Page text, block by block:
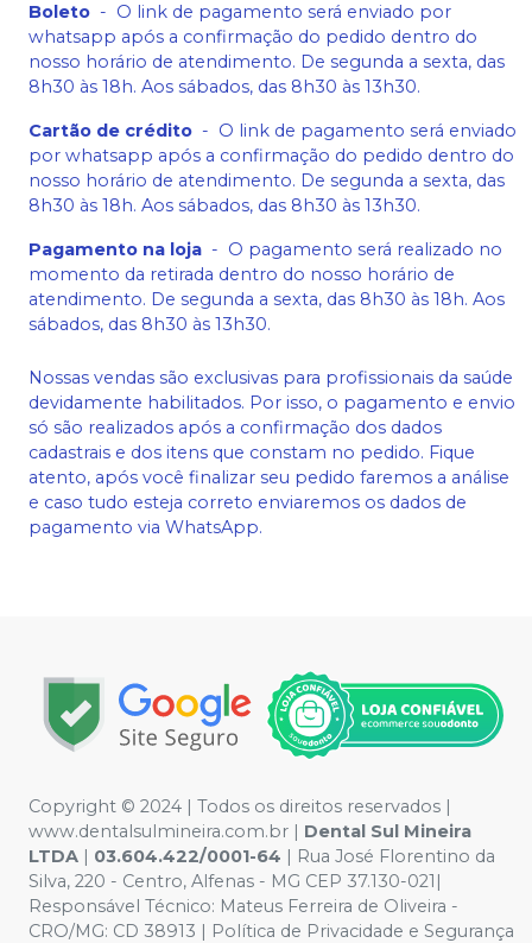
Boleto - O link de pagamento será enviado por
whatsapp após a confirmação do pedido dentro do
nosso horário de atendimento. De segunda a sexta, das
8h30 às 18h. Aos sábados, das 8h30 às 13h30.
Cartão de crédito - O link de pagamento será enviado
por whatsapp após a confirmação do pedido dentro do
nosso horário de atendimento. De segunda a sexta, das
8h30 às 18h. Aos sábados, das 8h30 às 13h30.
Pagamento na loja - O pagamento será realizado no
momento da retirada dentro do nosso horário de
atendimento. De segunda a sexta, das 8h30 às 18h. Aos
sábados, das 8h30 às 13h30.
Nossas vendas são exclusivas para profissionais da saúde
devidamente habilitados. Por isso, o pagamento e envio
só são realizados após a confirmação dos dados
cadastrais e dos itens que constam no pedido. Fique
atento, após você finalizar seu pedido faremos a análise
e caso tudo esteja correto enviaremos os dados de
pagamento via WhatsApp.
Copyright © 2024 | Todos os direitos reservados |
www.dentalsulmineira.com.br | Dental Sul Mineira
LTDA | 03.604.422/0001-64 | Rua José Florentino da
Silva, 220 - Centro, Alfenas - MG CEP 37.130-021|
Responsável Técnico: Mateus Ferreira de Oliveira -
CRO/MG: CD 38913 | Política de Privacidade e Segurança